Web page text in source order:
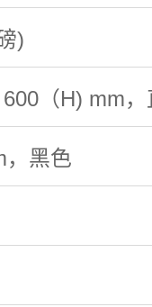
)
（H) mm
，黑色